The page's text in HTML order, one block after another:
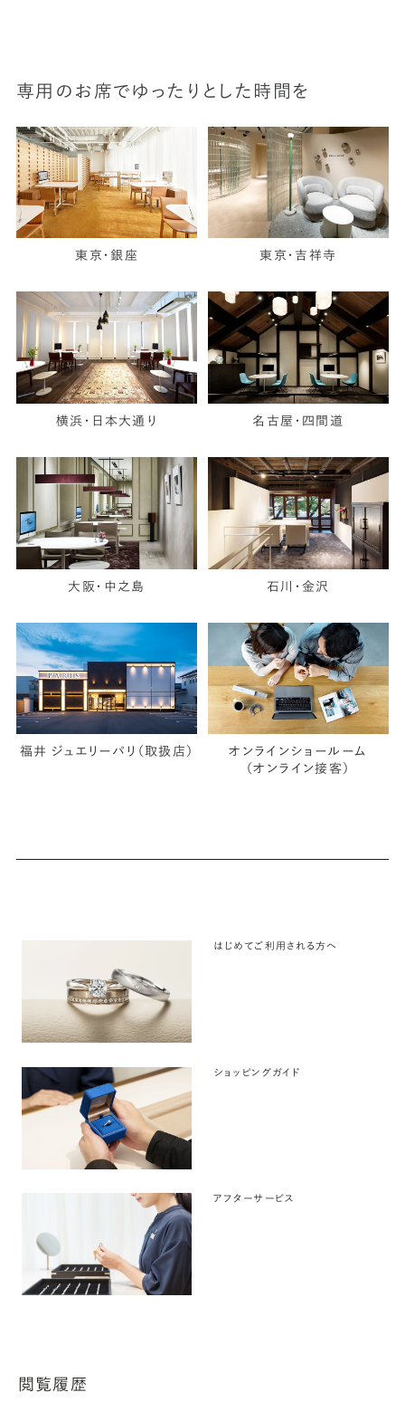
専用のお席でゆったりとした時間を
東京・銀座 東京・吉祥寺
横浜・日本大通り 名古屋・四間道
大阪・中之島 石川・金沢
福井 ジュエリーパリ（取扱店）
オンラインショールーム
（オンライン接客）
はじめてご利用される方へ
ショッピングガイド
アフターサービス
閲覧履歴